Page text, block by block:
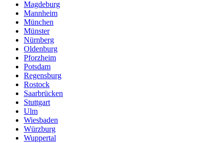
Magdeburg
Mannheim
München
Münster
Nürnberg
Oldenburg
Pforzheim
Potsdam
Regensburg
Rostock
Saarbrücken
Stuttgart
Ulm
Wiesbaden
Würzburg
Wuppertal